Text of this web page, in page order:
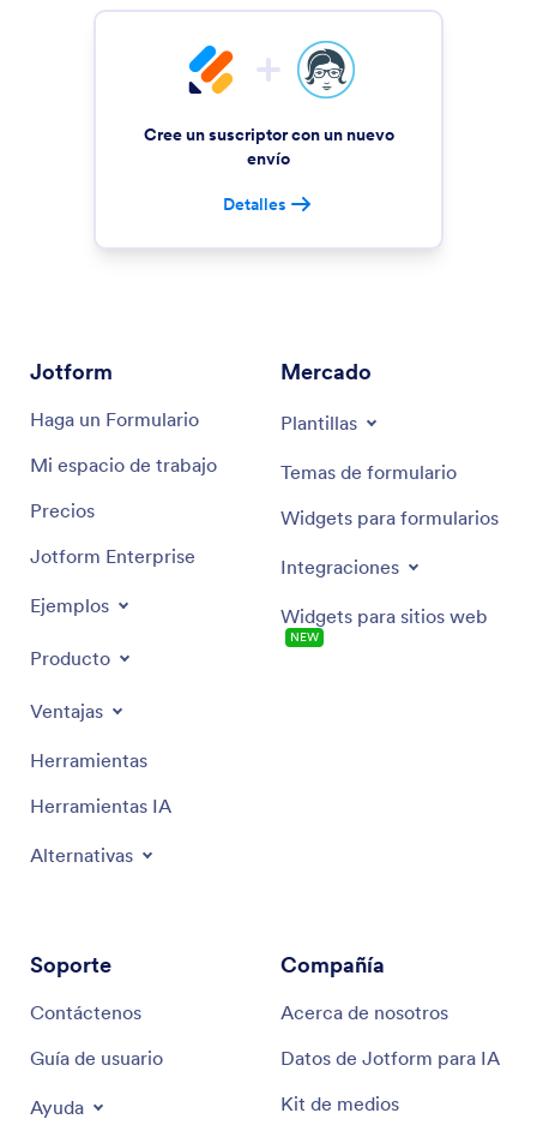
Cree un suscriptor con un nuevo
envío
Detalles
Jotform
Haga un Formulario
Mi espacio de trabajo
Precios
Jotform Enterprise
Ejemplos
Producto
Ventajas
Herramientas
Herramientas IA
Alternativas
Mercado
Plantillas
Temas de formulario
Widgets para formularios
Integraciones
Widgets para sitios web
NEW
Soporte
Contáctenos
Guía de usuario
Ayuda
Compañía
Acerca de nosotros
Datos de Jotform para IA
Kit de medios